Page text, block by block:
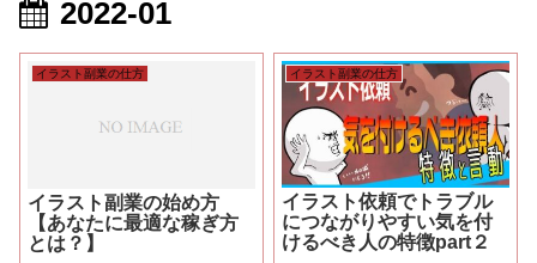
2022-01
イラスト副業の仕方
イラスト副業の始め方
【あなたに最適な稼ぎ方
とは？】
イラスト副業の仕方
イラスト依頼でトラブル
につながりやすい気を付
けるべき人の特徴part２